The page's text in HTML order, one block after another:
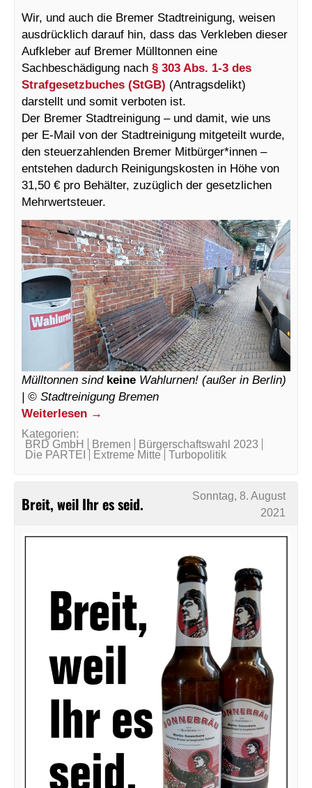
Wir, und auch die Bremer Stadtreinigung, weisen
ausdrücklich darauf hin, dass das Verkleben dieser
Aufkleber auf Bremer Mülltonnen eine
Sachbeschädigung nach § 303 Abs. 1-3 des
Strafgesetzbuches (StGB) (Antragsdelikt)
darstellt und somit verboten ist.
Der Bremer Stadtreinigung – und damit, wie uns
per E-Mail von der Stadtreinigung mitgeteilt wurde,
den steuerzahlenden Bremer Mitbürger*innen –
entstehen dadurch Reinigungskosten in Höhe von
31,50 € pro Behälter, zuzüglich der gesetzlichen
Mehrwertsteuer.
Mülltonnen sind keine Wahlurnen! (außer in Berlin)
| © Stadtreinigung Bremen
Weiterlesen →
Kategorien:
BRD GmbH
Bremen
Bürgerschaftswahl 2023
Die PARTEI
Extreme Mitte Turbopolitik
Breit, weil Ihr es seid.
Sonntag, 8. August
2021